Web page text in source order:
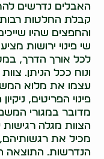
האבלים נדרשים
קבלת החלטות
והחפצים שהיו
שי פינוי ירושות
לכל אורך הדרך,
ונוח ככל הניתן.
עצמו את מלוא
פינוי הפריטים,
מדובר במגורי
הצוות מגלה
מכיל את
הנדרשות. התוצאה